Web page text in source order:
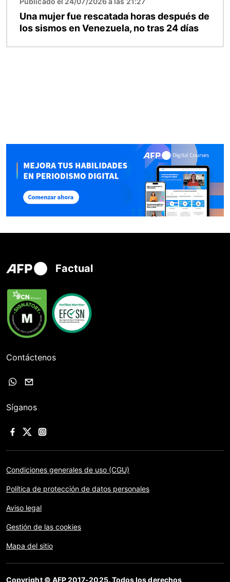
Una mujer fue rescatada horas después de
los sismos en Venezuela, no tras 24 días
Factual
Contáctenos
Síganos
Condiciones generales de uso (CGU)
Política de protección de datos personales
Aviso legal
Gestión de las cookies
Mapa del sitio
Copyright © AFP 2017-2025. Todos los derechos